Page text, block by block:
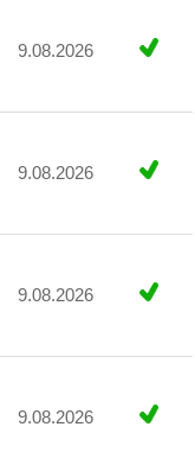
9.08.2026
9.08.2026
9.08.2026
9.08.2026